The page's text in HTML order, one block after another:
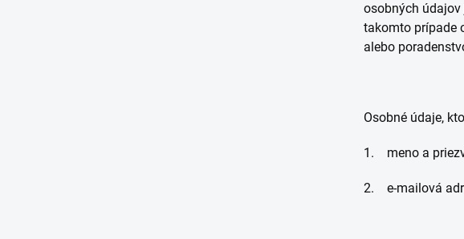
osobných
takomto prípade
alebo
Osobné údaje,
1. meno a
2. e-mailová